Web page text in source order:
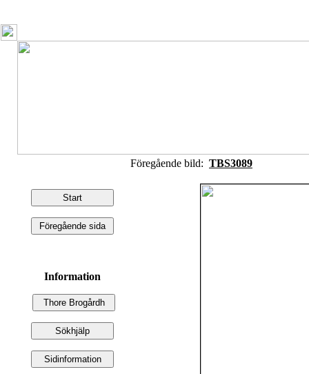
Information
Föregående bild: TBS3089